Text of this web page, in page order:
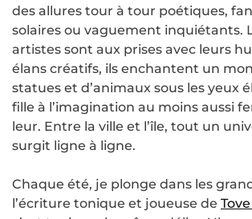
des allures tour à tour poétiques,
solaires ou vaguement inquiétants.
artistes sont aux prises avec leurs
élans créatifs, ils enchantent un
statues et d’animaux sous les yeux
fille à l’imagination au moins aussi
leur. Entre la ville et l’île, tout un
surgit ligne à ligne.
Chaque été, je plonge dans les
l’écriture tonique et joueuse de